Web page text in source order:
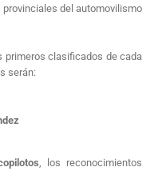
del automovilismo
primeros clasificados de cada
serán:
, los reconocimientos